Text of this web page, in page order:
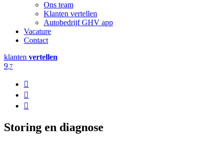
Ons team
Klanten vertellen
Autobedrijf GHV app
Vacature
Contact
klanten vertellen
9,7
Storing en diagnose